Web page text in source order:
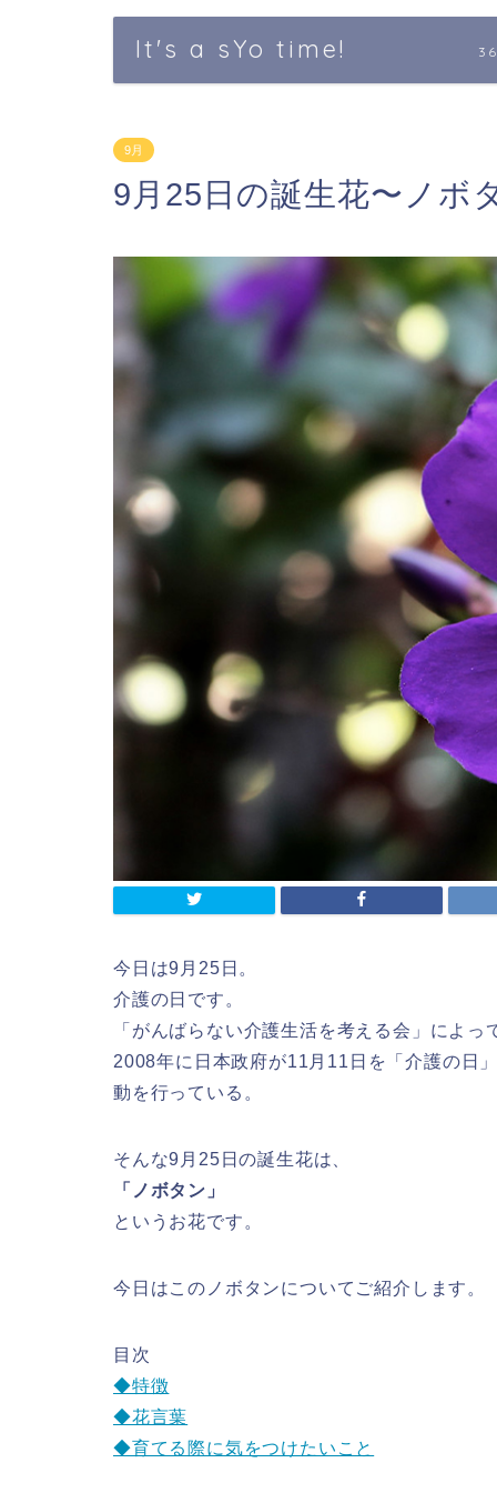
It's a sYo time!
9月
9月25日の誕生花〜ノボ
今日は9月25日。
介護の日です。
「がんばらない介護生活を考える会」によ
2008年に日本政府が11月11日を「介護の日
動を行っている。
そんな9月25日の誕生花は、
「ノボタン」
というお花です。
今日はこのノボタンについてご紹介します。
目次
◆特徴
◆花言葉
◆育てる際に気をつけたいこと